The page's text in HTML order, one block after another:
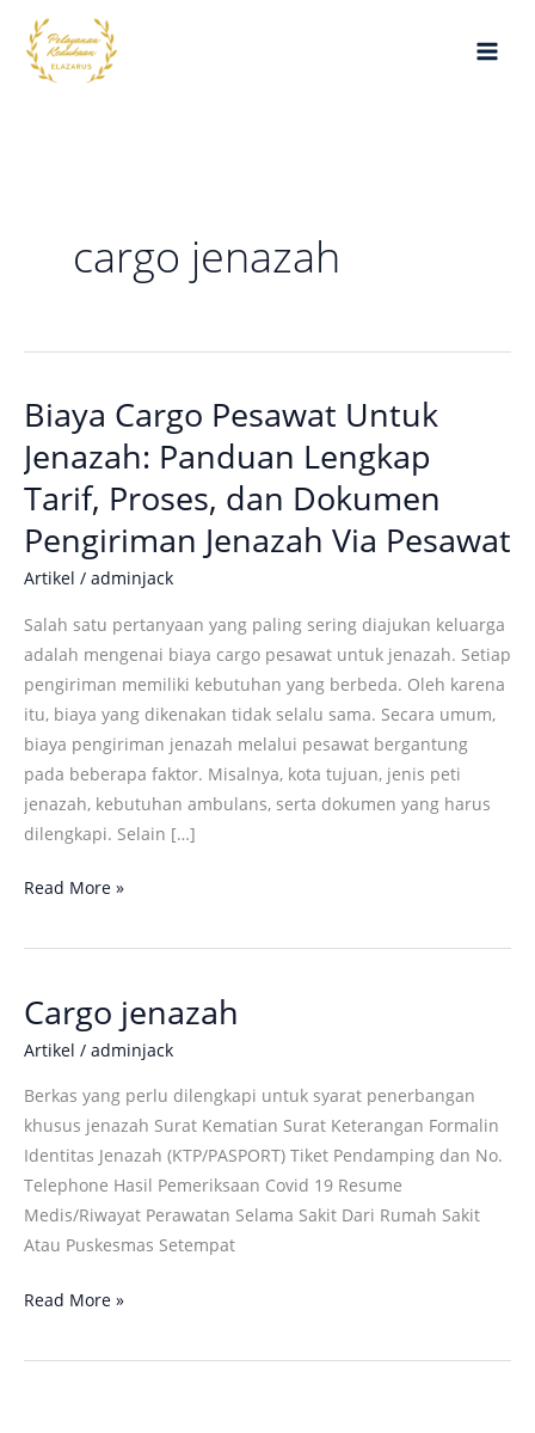
Lewati
konten
cargo jenazah
Biaya Cargo Pesawat Untuk
Jenazah: Panduan Lengkap
Tarif, Proses, dan Dokumen
Pengiriman Jenazah Via Pesawat
Artikel / adminjack
Salah satu pertanyaan yang paling sering diajukan keluarga
adalah mengenai biaya cargo pesawat untuk jenazah. Setiap
pengiriman memiliki kebutuhan yang berbeda. Oleh karena
itu, biaya yang dikenakan tidak selalu sama. Secara umum,
biaya pengiriman jenazah melalui pesawat bergantung
pada beberapa faktor. Misalnya, kota tujuan, jenis peti
jenazah, kebutuhan ambulans, serta dokumen yang harus
dilengkapi. Selain […]
Biaya
Pesawat
Untuk
Jenazah:
Panduan
Lengkap
Tarif,
Proses,
Dokumen
Pengiriman
Jenazah
Via
Pesawat
Read More »
Cargo jenazah
Artikel / adminjack
Berkas yang perlu dilengkapi untuk syarat penerbangan
khusus jenazah Surat Kematian Surat Keterangan Formalin
Identitas Jenazah (KTP/PASPORT) Tiket Pendamping dan No.
Telephone Hasil Pemeriksaan Covid 19 Resume
Medis/Riwayat Perawatan Selama Sakit Dari Rumah Sakit
Atau Puskesmas Setempat
Cargo
jenazah
Read More »